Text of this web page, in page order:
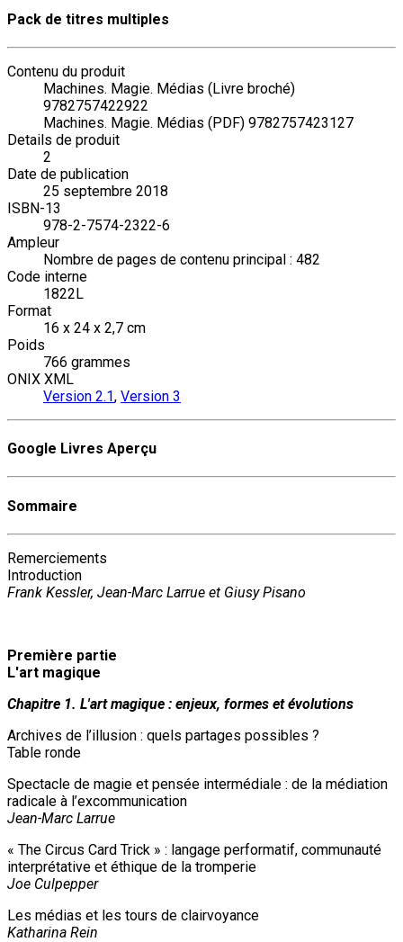
Pack de titres multiples
Contenu du produit
Machines. Magie. Médias (Livre broché)
9782757422922
Machines. Magie. Médias (PDF) 9782757423127
Details de produit
2
Date de publication
25 septembre 2018
ISBN-13
978-2-7574-2322-6
Ampleur
Nombre de pages de contenu principal : 482
Code interne
1822L
Format
16 x 24 x 2,7 cm
Poids
766 grammes
ONIX XML
Version 2.1, Version 3
Google Livres Aperçu
Sommaire
Remerciements
Introduction
Frank Kessler, Jean-Marc Larrue et Giusy Pisano
Première partie
L'art magique
Chapitre 1. L'art magique : enjeux, formes et évolutions
Archives de l’illusion : quels partages possibles ?
Table ronde
Spectacle de magie et pensée intermédiale : de la médiation
radicale à l’excommunication
Jean-Marc Larrue
« The Circus Card Trick » : langage performatif, communauté
interprétative et éthique de la tromperie
Joe Culpepper
Les médias et les tours de clairvoyance
Katharina Rein